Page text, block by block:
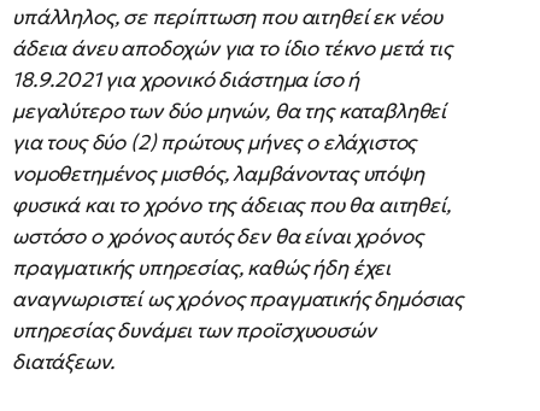
υπάλληλος, σε περίπτωση που αιτηθεί εκ νέου
άδεια άνευ αποδοχών για το ίδιο τέκνο μετά τις
18.9.2021 για χρονικό διάστημα ίσο ή
μεγαλύτερο των δύο μηνών, θα της καταβληθεί
για τους δύο (2) πρώτους μήνες ο ελάχιστος
νομοθετημένος μισθός, λαμβάνοντας υπόψη
φυσικά και το χρόνο της άδειας που θα αιτηθεί,
ωστόσο ο χρόνος αυτός δεν θα είναι χρόνος
πραγματικής υπηρεσίας, καθώς ήδη έχει
αναγνωριστεί ως χρόνος πραγματικής δημόσιας
υπηρεσίας δυνάμει των προϊσχυουσών
διατάξεων.